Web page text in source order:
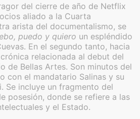
del cierre de año de Netflix
aliado a la Cuarta
arista del documentalismo, se
puedo y quiero un espléndido
En el segundo tanto, hacia
relacionada al debut del
de Bellas Artes. Son minutos del
con el mandatario Salinas y su
Se incluye un fragmento del
posesión, donde se refiere a las
y el Estado.